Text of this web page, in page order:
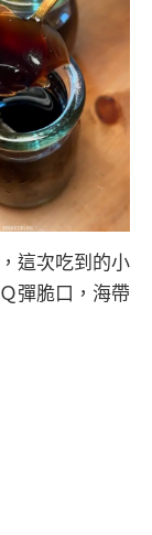
這次吃到的小
彈脆口，海帶